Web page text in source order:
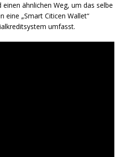
ähnlichen Weg, um das selbe
eine „Smart Citicen Wallet“
umfasst.